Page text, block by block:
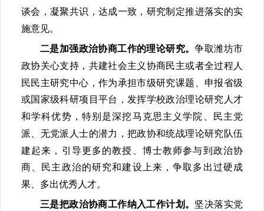
谈会，凝聚共识，达成一致，研究制定推进落实的实
施意见。
二是加强政治协商工作的理论研究。争取潍坊市
政协关心支持，共建社会主义协商民主或者全过程人
民民主研究中心，作为承担市级研究课题、申报省级
或国家级科研项目平台，发挥学校政治理论研究人才
和学科优势，特别是深挖马克思主义学院、民主党
派、无党派人士的潜力，把政协和统战理论研究队伍
建起来，引导更多的教授、博士教师参与到政治协
商、民主政治的研究和建设上来，争取多出过硬成
果、多出优秀人才。
三是把政治协商工作纳入工作计划。 坚决落实党